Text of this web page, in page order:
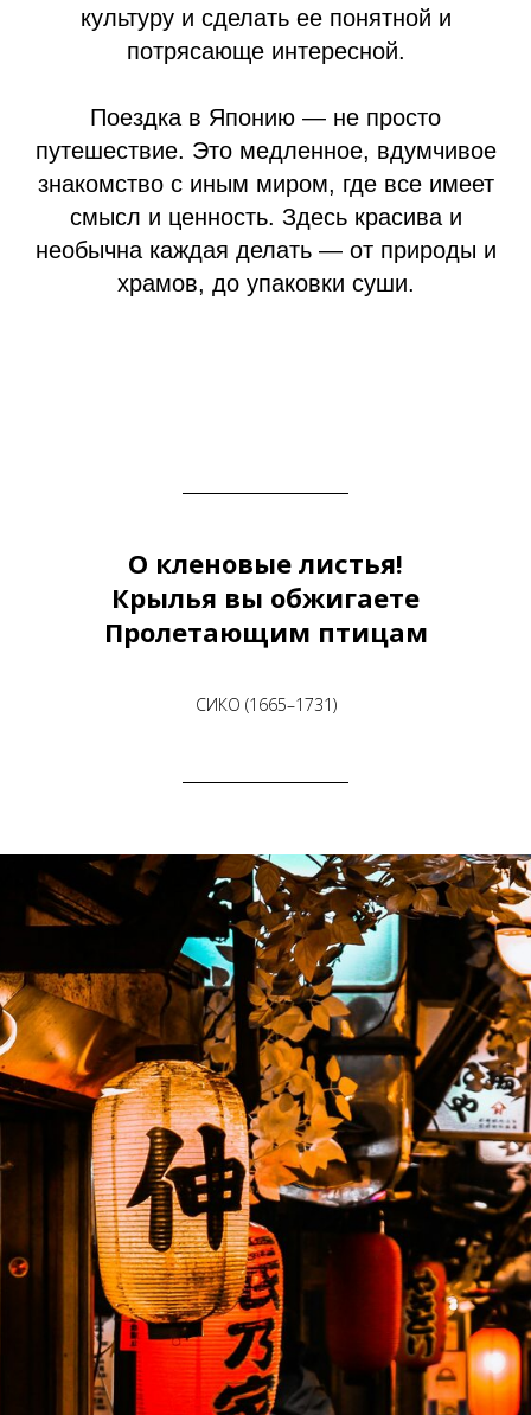
культуру и сделать ее понятной и
потрясающе интересной.
Поездка в Японию — не просто
путешествие. Это медленное, вдумчивое
знакомство с иным миром, где все имеет
смысл и ценность. Здесь красива и
необычна каждая делать — от природы и
храмов, до упаковки суши.
О кленовые листья!
Крылья вы обжигаете
Пролетающим птицам
СИКО (1665–1731)